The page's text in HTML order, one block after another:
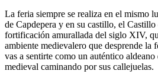
La feria siempre se realiza en el mismo
de Capdepera y en su castillo, el Castillo
fortificación amurallada del siglo XIV,
ambiente medievalero que desprende la
vas a sentirte como un auténtico aldeano
medieval caminando por sus callejuelas.